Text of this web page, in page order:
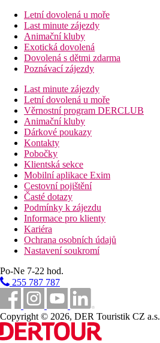
Letní dovolená u moře
Last minute zájezdy
Animační kluby
Exotická dovolená
Dovolená s dětmi zdarma
Poznávací zájezdy
Last minute zájezdy
Letní dovolená u moře
Věrnostní program DERCLUB
Animační kluby
Dárkové poukazy
Kontakty
Pobočky
Klientská sekce
Mobilní aplikace Exim
Cestovní pojištění
Časté dotazy
Podmínky k zájezdu
Informace pro klienty
Kariéra
Ochrana osobních údajů
Nastavení soukromí
Po-Ne 7-22 hod.
255 787 787
Copyright © 2026, DER Touristik CZ a.s.